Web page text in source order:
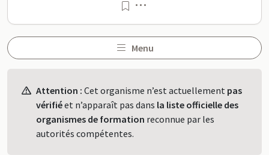
Menu
Attention : Cet organisme n’est actuellement pas
vérifiéet n’apparaît pas dans la liste officielle des
organismes de formation reconnue par les
autorités compétentes.